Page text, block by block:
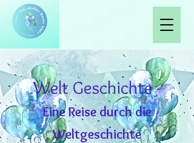
Welt Geschichte -
Eine Reise durch die
Weltgeschichte